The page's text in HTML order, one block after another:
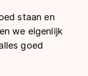
staan en
we eigenlijk
goed